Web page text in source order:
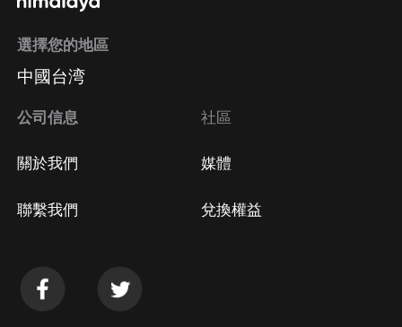
選擇您的地區
中國台湾
公司信息
關於我們
聯繫我們
社區
媒體
兌換權益